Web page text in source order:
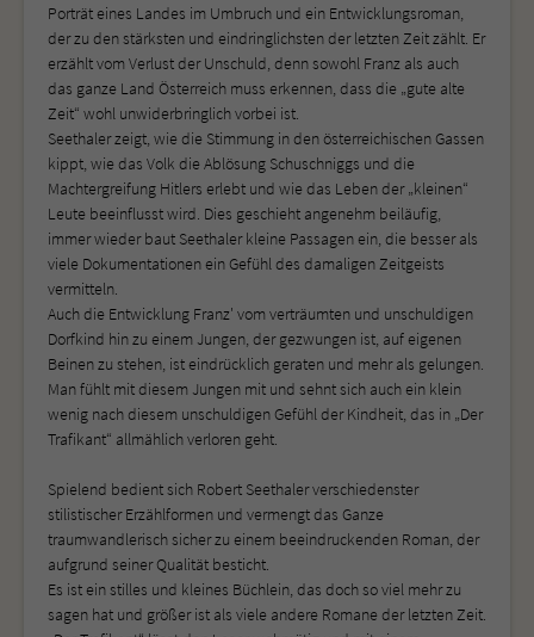
Porträt eines Landes im Umbruch und ein Entwicklungsroman,
der zu den stärksten und eindringlichsten der letzten Zeit zählt. Er
erzählt vom Verlust der Unschuld, denn sowohl Franz als auch
das ganze Land Österreich muss erkennen, dass die „gute alte
Zeit“ wohl unwiderbringlich vorbei ist.
Seethaler zeigt, wie die Stimmung in den österreichischen Gassen
kippt, wie das Volk die Ablösung Schuschniggs und die
Machtergreifung Hitlers erlebt und wie das Leben der „kleinen“
Leute beeinflusst wird. Dies geschieht angenehm beiläufig,
immer wieder baut Seethaler kleine Passagen ein, die besser als
viele Dokumentationen ein Gefühl des damaligen Zeitgeists
vermitteln.
Auch die Entwicklung Franz' vom verträumten und unschuldigen
Dorfkind hin zu einem Jungen, der gezwungen ist, auf eigenen
Beinen zu stehen, ist eindrücklich geraten und mehr als gelungen.
Man fühlt mit diesem Jungen mit und sehnt sich auch ein klein
wenig nach diesem unschuldigen Gefühl der Kindheit, das in „Der
Trafikant“ allmählich verloren geht.
Spielend bedient sich Robert Seethaler verschiedenster
stilistischer Erzählformen und vermengt das Ganze
traumwandlerisch sicher zu einem beeindruckenden Roman, der
aufgrund seiner Qualität besticht.
Es ist ein stilles und kleines Büchlein, das doch so viel mehr zu
sagen hat und größer ist als viele andere Romane der letzten Zeit.